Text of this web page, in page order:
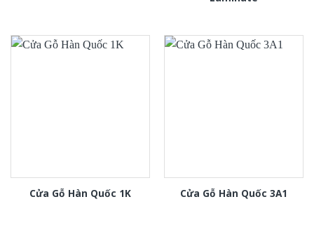
Cửa Gỗ Hàn Quốc 1K Cửa Gỗ Hàn Quốc 3A1